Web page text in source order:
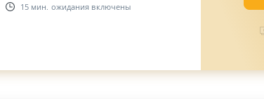
15 мин. ожидания включены